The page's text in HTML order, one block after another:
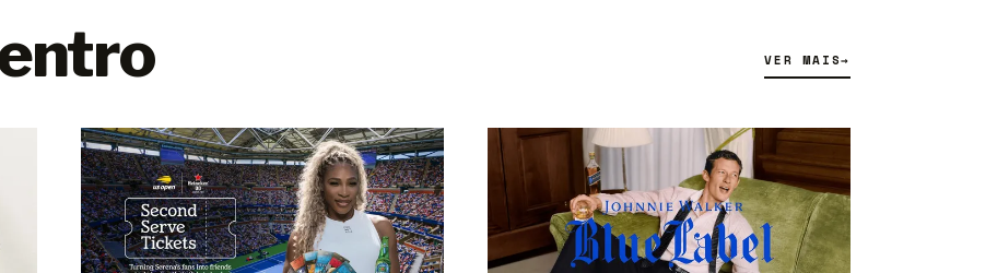
VER MAIS→